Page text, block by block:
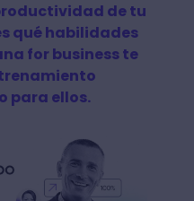
de tu
qué habilidades
for business te
para ellos.